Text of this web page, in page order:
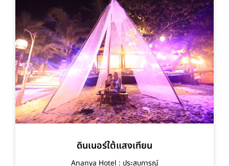
ดินเนอร์ใต้แสงเทียน
Ananya Hotel : ประสบการณ์